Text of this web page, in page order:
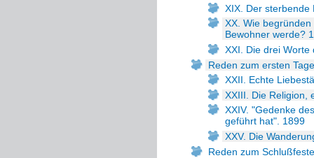
XIX. Der sterbende
XX. Wie
Bewohner werde?
XXI. Die drei Worte
Reden zum ersten
XXII. Echte
XXIII. Die Religion,
XXIV. "Gedenke
geführt hat". 1899
XXV. Die
Reden zum